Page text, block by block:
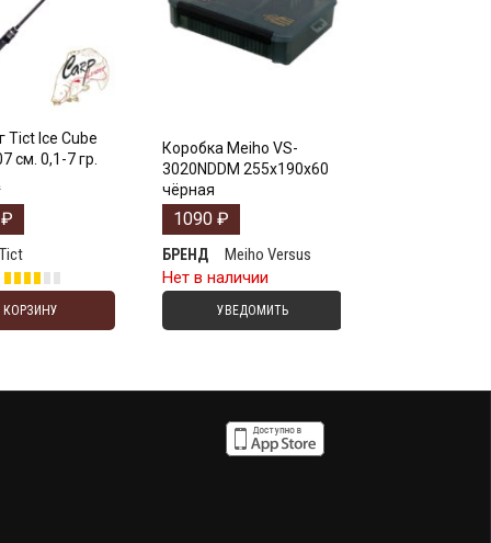
Tict Ice Cube
см. 0,1-7 гр.
₽
КОРЗИНУ
Коробка Meiho VS-
3020NDDM 255x190x60
чёрная
1090₽
БРЕНД
Meiho Versus
Нет в наличии
УВЕДОМИТЬ